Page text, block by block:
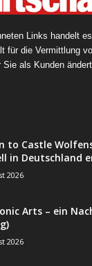
Links handelt
für die Vermittlung
als Kunden
to Castle
in Deutschland
2026
Arts – ein
2026